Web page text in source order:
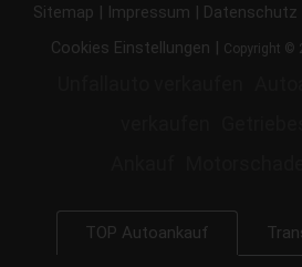
Sitemap | Impressum |
Cookies Einstellungen | Copyright ©
TOP Autoankauf